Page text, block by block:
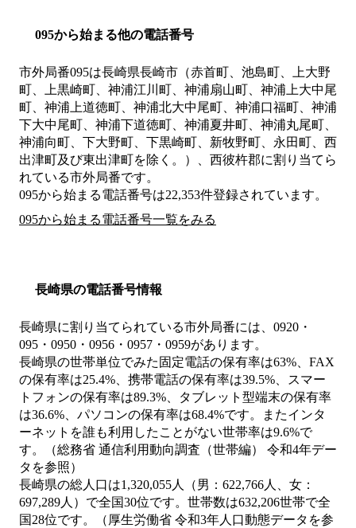
095から始まる他の電話番号
市外局番095は長崎県長崎市（赤首町、池島町、上大野
町、上黒崎町、神浦江川町、神浦扇山町、神浦上大中尾
町、神浦上道徳町、神浦北大中尾町、神浦口福町、神浦
下大中尾町、神浦下道徳町、神浦夏井町、神浦丸尾町、
神浦向町、下大野町、下黒崎町、新牧野町、永田町、西
出津町及び東出津町を除く。）、西彼杵郡に割り当てら
れている市外局番です。
095から始まる電話番号は22,353件登録されています。
095から始まる電話番号一覧をみる
長崎県の電話番号情報
長崎県に割り当てられている市外局番には、0920・
095・0950・0956・0957・0959があります。
長崎県の世帯単位でみた固定電話の保有率は63%、FAX
の保有率は25.4%、携帯電話の保有率は39.5%、スマー
トフォンの保有率は89.3%、タブレット型端末の保有率
は36.6%、パソコンの保有率は68.4%です。またインタ
ーネットを誰も利用したことがない世帯率は9.6%で
す。（総務省 通信利用動向調査（世帯編） 令和4年デー
タを参照）
長崎県の総人口は1,320,055人（男：622,766人、女：
697,289人）で全国30位です。世帯数は632,206世帯で全
国28位です。（厚生労働省 令和3年人口動態データを参